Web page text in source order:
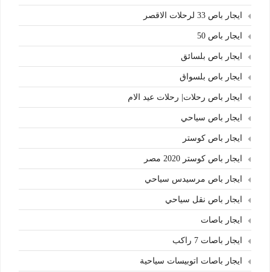
ايجار باص 33 لرحلات الاقصر
ايجار باص 50
ايجار باص بلسائق
ايجار باص بلسواق
ايجار باص رحلات| رحلات عيد الام
ايجار باص سياحي
ايجار باص كوستر
ايجار باص كوستر 2020 مصر
ايجار باص مرسيدس سياحي
ايجار باص نقل سياحي
ايجار باصات
ايجار باصات 7 راكب
ايجار باصات اتوبيسات سياحية